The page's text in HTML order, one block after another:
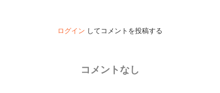
ログイン してコメントを投稿する
コメントなし